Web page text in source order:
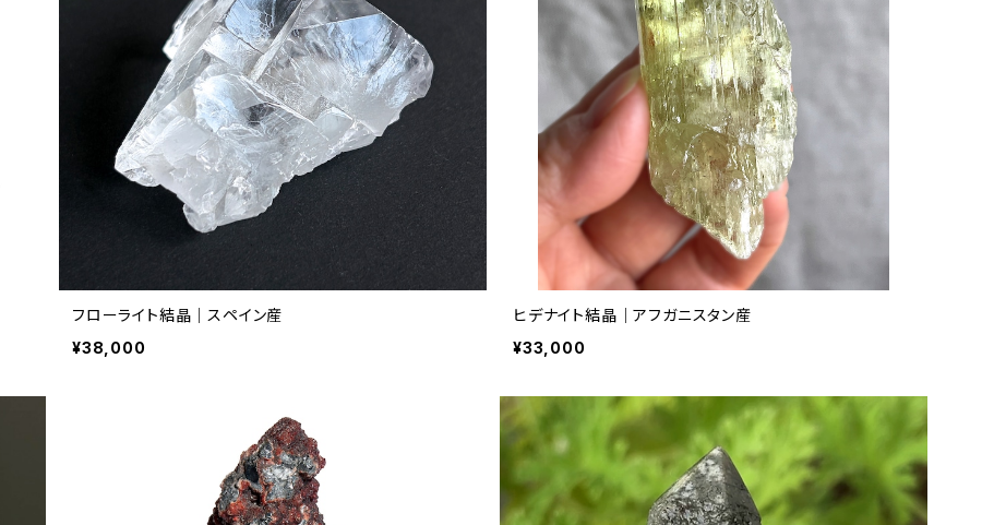
フローライト結晶｜スペイン産
¥38,000
ヒデナイト結晶｜アフガニスタン産
¥33,000